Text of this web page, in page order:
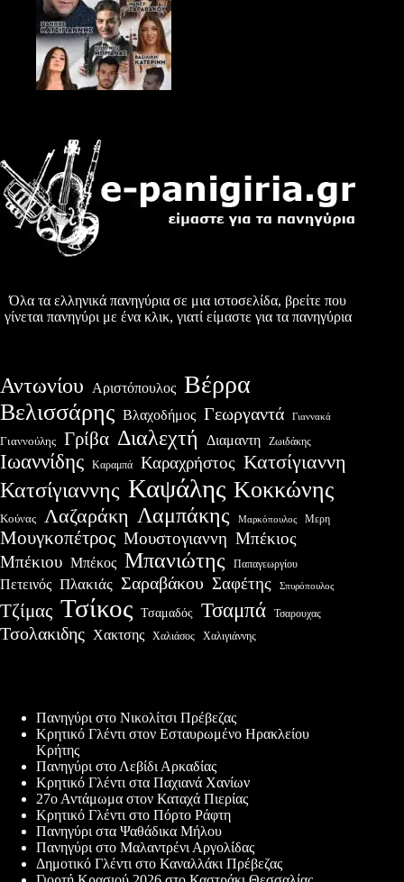
Όλα τα ελληνικά πανηγύρια σε μια ιστοσελίδα, βρείτε που
γίνεται πανηγύρι με ένα κλικ, γιατί είμαστε για τα πανηγύρια
Αντωνίου Αριστόπουλος Βέρρα
Βελισσάρης Βλαχοδήμος Γεωργαντά Γιαννακά
Γιαννούλης Γρίβα Διαλεχτή Διαμαντη Ζωιδάκης
Ιωαννίδης Καραμπά Καραχρήστος Κατσίγιαννη
Κατσίγιαννης Καψάλης Κοκκώνης
Κούνας Λαζαράκη Λαμπάκης Μαρκόπουλος Μερη
Μουγκοπέτρος Μουστογιαννη Μπέκιος
Μπέκιου Μπέκος Μπανιώτης Παπαγεωργίου
Πετεινός Πλακιάς Σαραβάκου Σαφέτης Σπυρόπουλος
Τζίμας Τσίκος Τσαμαδός Τσαμπά Τσαρουχας
Τσολακιδης Χακτσης Χαλιάσος Χαλιγιάννης
Πανηγύρι στο Νικολίτσι Πρέβεζας
Κρητικό Γλέντι στον Εσταυρωμένο Ηρακλείου
Κρήτης
Πανηγύρι στο Λεβίδι Αρκαδίας
Κρητικό Γλέντι στα Παχιανά Χανίων
27ο Αντάμωμα στον Καταχά Πιερίας
Κρητικό Γλέντι στο Πόρτο Ράφτη
Πανηγύρι στα Ψαθάδικα Μήλου
Πανηγύρι στο Μαλαντρένι Αργολίδας
Δημοτικό Γλέντι στο Καναλλάκι Πρέβεζας